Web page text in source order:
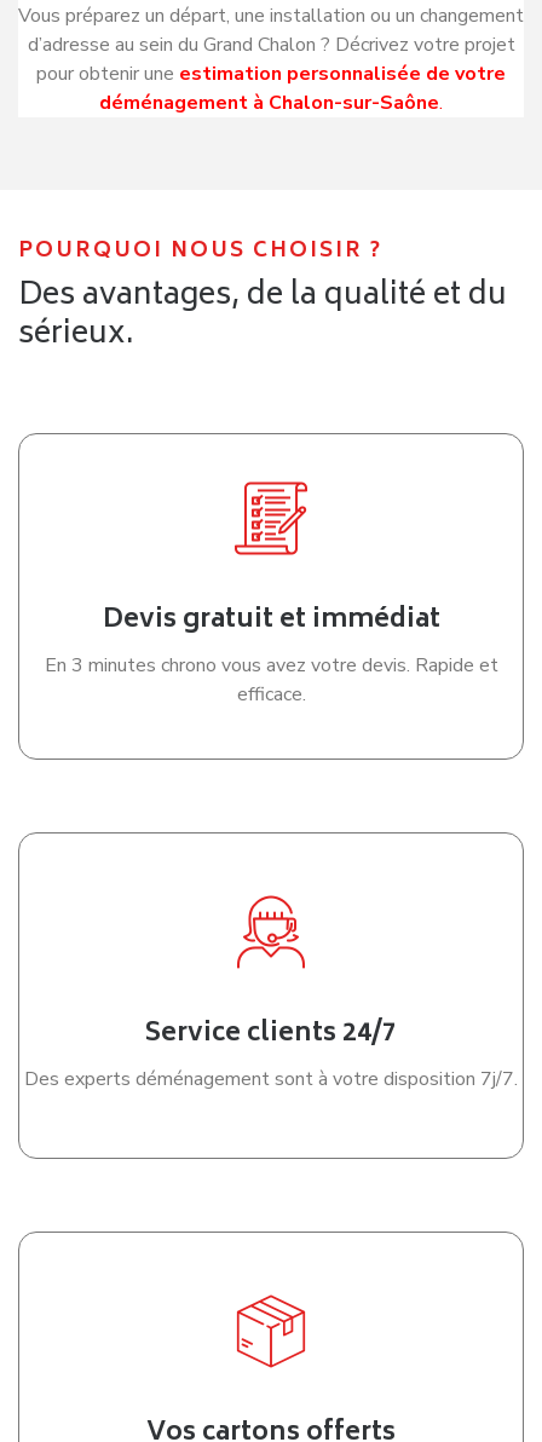
Vous préparez un départ, une installation ou un changement
d’adresse au sein du Grand Chalon ? Décrivez votre projet
pour obtenir une estimation personnalisée de votre
déménagement à Chalon-sur-Saône.
POURQUOI NOUS CHOISIR ?
Des avantages, de la qualité et du
sérieux.
Devis gratuit et immédiat
En 3 minutes chrono vous avez votre devis. Rapide et
efficace.
Service clients 24/7
Des experts déménagement sont à votre disposition 7j/7.